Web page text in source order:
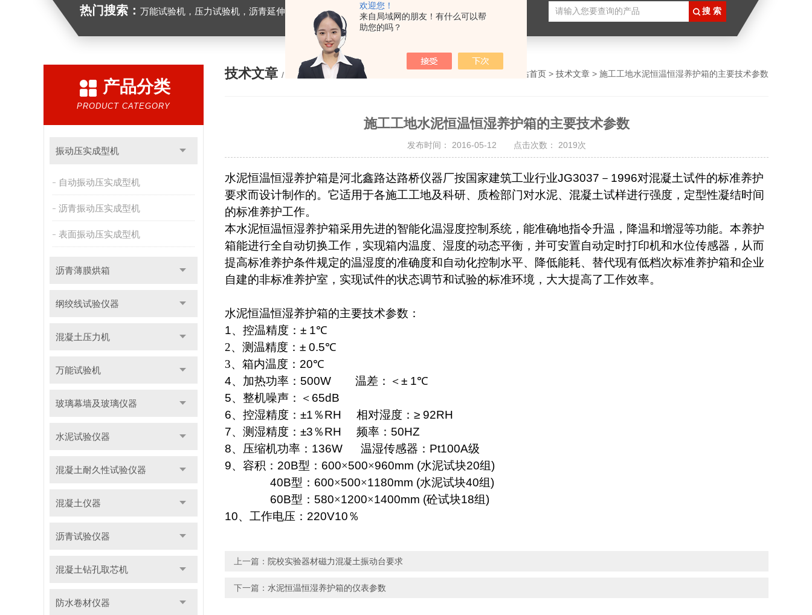
欢迎您！
来自局域网的朋友！有什么可以帮
助您的吗？
热门搜索： 万能试验机，压力试验机，沥青延伸度测定仪，沥青混合料拌合机，全自动沥青混合料离心式抽提仪，马歇尔电动击实仪，车辙试验成型机，连续式路面八轮平整度仪，商品混凝土搅拌站试验仪器，试模
产品分类
PRODUCT CATEGORY
振动压实成型机
自动振动压实成型机
沥青振动压实成型机
表面振动压实成型机
沥青薄膜烘箱
纲绞线试验仪器
混凝土压力机
万能试验机
玻璃幕墙及玻璃仪器
水泥试验仪器
混凝土耐久性试验仪器
混凝土仪器
沥青试验仪器
混凝土钻孔取芯机
防水卷材仪器
技术文章 / ARTICLE 网站首页 > 技术文章 > 施工工地水泥恒温恒湿养护箱的主要技术参数
施工工地水泥恒温恒湿养护箱的主要技术参数
发布时间： 2016-05-12 点击次数： 2019次
水泥恒温恒湿养护箱是河北鑫路达路桥仪器厂按国家建筑工业行业JG3037 － 1996对混凝土试件的标准养护
要求而设计制作的。它适用于各施工工地及科研、质检部门对水泥、混凝土试样进行强度，定型性凝结时间
的标准养护工作。
本水泥恒温恒湿养护箱采用先进的智能化温湿度控制系统，能准确地指令升温，降温和增湿等功能。本养护
箱能进行全自动切换工作，实现箱内温度、湿度的动态平衡，并可安置自动定时打印机和水位传感器，从而
提高标准养护条件规定的温湿度的准确度和自动化控制水平、降低能耗、替代现有低档次标准养护箱和企业
自建的非标准养护室，实现试件的状态调节和试验的标准环境，大大提高了工作效率。
水泥恒温恒湿养护箱的主要技术参数：
1、控温精度： ± 1℃
2、 测温精度： ± 0.5℃
3、 箱内温度： 20℃
4、加热功率： 500W 温差：＜± 1℃
5、整机噪声：＜ 65dB
6、控湿精度： ±1％RH 相对湿度： ≥ 92RH
7、测湿精度： ±3％RH 频率： 50HZ
8、压缩机功率： 136W 温湿传感器： Pt100A级
9、容积： 20B型： 600×500×960mm (水泥试块20组)
40B型： 600×500×1180mm (水泥试块40组)
60B型： 580×1200×1400mm (砼试块18组)
10、工作电压： 220V10％
上一篇： 院校实验器材磁力混凝土振动台要求
下一篇： 水泥恒温恒湿养护箱的仪表参数